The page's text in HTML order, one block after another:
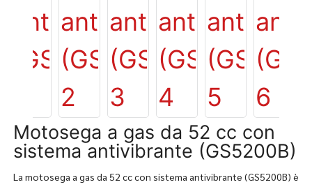
Motosega a gas da 52 cc con
sistema antivibrante (GS5200B)
La motosega a gas da 52 cc con sistema antivibrante (GS5200B) è